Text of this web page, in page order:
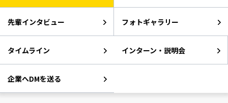
先輩インタビュー フォトギャラリー
タイムライン インターン・説明会
企業へDMを送る